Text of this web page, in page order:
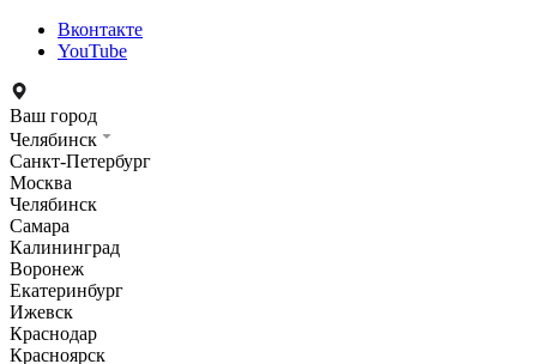
Вконтакте
YouTube
Ваш город
Челябинск
Санкт-Петербург
Москва
Челябинск
Самара
Калининград
Воронеж
Екатеринбург
Ижевск
Краснодар
Красноярск